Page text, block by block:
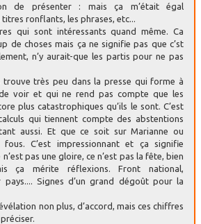
de présenter : mais ça m’était égal
ronflants, les phrases, etc...
qui sont intéressants quand même. Ca
de choses mais ça ne signifie pas que c’st
n’y aurait-que les partis pour ne pas
trouve très peu dans la presse qui forme à
voir et qui ne rend pas compte que les
plus catastrophiques qu’ils le sont. C’est
qui tiennent compte des abstentions
aussi. Et que ce soit sur Marianne ou
fous. C’est impressionnant et ça signifie
pas une gloire, ce n’est pas la fête, bien
ça mérite réflexions. Front national,
pays.... Signes d’un grand dégoût pour la
non plus, d’accord, mais ces chiffres